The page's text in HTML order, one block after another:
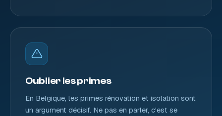
Oublier les primes
En Belgique, les primes rénovation et isolation sont
un argument décisif. Ne pas en parler, c'est se